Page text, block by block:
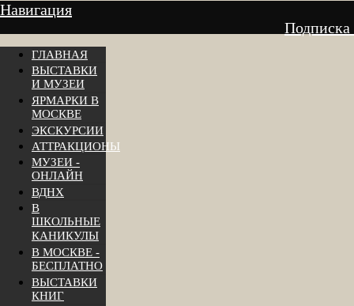
Навигация
Подписка
ГЛАВНАЯ
ВЫСТАВКИ
И МУЗЕИ
ЯРМАРКИ В
МОСКВЕ
ЭКСКУРСИИ
АТТРАКЦИОНЫ
МУЗЕИ -
ОНЛАЙН
ВДНХ
В
ШКОЛЬНЫЕ
КАНИКУЛЫ
В МОСКВЕ -
БЕСПЛАТНО
ВЫСТАВКИ
КНИГ